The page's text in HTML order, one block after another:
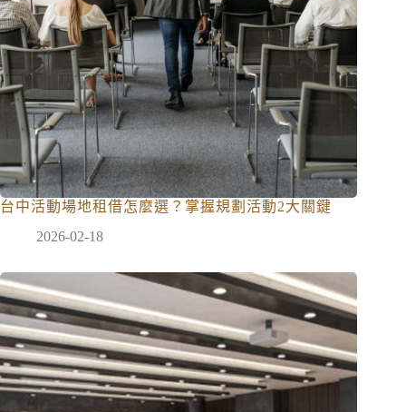
台中活動場地租借怎麼選？掌握規劃活動2大關鍵
2026-02-18